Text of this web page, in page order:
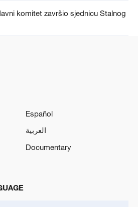
komitet završio sjednicu Stalnog
Español
العربية
Documentary